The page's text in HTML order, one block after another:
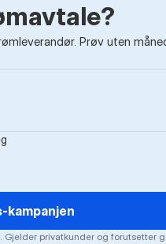
Prøv uten
kampanjen
privatkunder og forutsetter